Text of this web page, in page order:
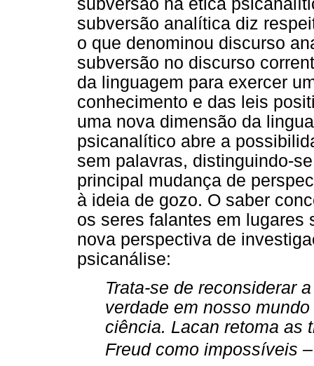
subversão analítica diz
o que denominou discurso
subversão no discurso
da linguagem para exercer
conhecimento e das leis
uma nova dimensão da
psicanalítico abre a
sem palavras, distinguindo-
principal mudança de
à ideia de gozo. O saber
os seres falantes em lugares
nova perspectiva de
psicanálise:
Trata-se de reconsiderar
verdade em nosso
ciência. Lacan retoma as
Freud como impossíveis